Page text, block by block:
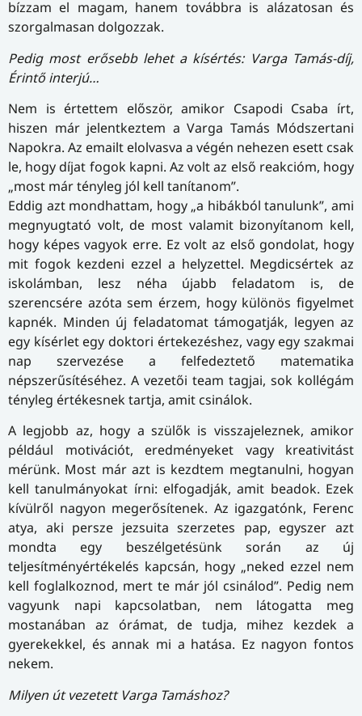
bízzam el magam, hanem továbbra is alázatosan és
szorgalmasan dolgozzak.
Pedig most erősebb lehet a kísértés: Varga Tamás-díj,
Érintő interjú…
Nem is értettem először, amikor Csapodi Csaba írt,
hiszen már jelentkeztem a Varga Tamás Módszertani
Napokra. Az emailt elolvasva a végén nehezen esett csak
le, hogy díjat fogok kapni. Az volt az első reakcióm, hogy
„most már tényleg jól kell tanítanom”.
Eddig azt mondhattam, hogy „a hibákból tanulunk”, ami
megnyugtató volt, de most valamit bizonyítanom kell,
hogy képes vagyok erre. Ez volt az első gondolat, hogy
mit fogok kezdeni ezzel a helyzettel. Megdicsértek az
iskolámban, lesz néha újabb feladatom is, de
szerencsére azóta sem érzem, hogy különös figyelmet
kapnék. Minden új feladatomat támogatják, legyen az
egy kísérlet egy doktori értekezéshez, vagy egy szakmai
nap szervezése a felfedeztető matematika
népszerűsítéséhez. A vezetői team tagjai, sok kollégám
tényleg értékesnek tartja, amit csinálok.
A legjobb az, hogy a szülők is visszajeleznek, amikor
például motivációt, eredményeket vagy kreativitást
mérünk. Most már azt is kezdtem megtanulni, hogyan
kell tanulmányokat írni: elfogadják, amit beadok. Ezek
kívülről nagyon megerősítenek. Az igazgatónk, Ferenc
atya, aki persze jezsuita szerzetes pap, egyszer azt
mondta egy beszélgetésünk során az új
teljesítményértékelés kapcsán, hogy „neked ezzel nem
kell foglalkoznod, mert te már jól csinálod”. Pedig nem
vagyunk napi kapcsolatban, nem látogatta meg
mostanában az órámat, de tudja, mihez kezdek a
gyerekekkel, és annak mi a hatása. Ez nagyon fontos
nekem.
Milyen út vezetett Varga Tamáshoz?